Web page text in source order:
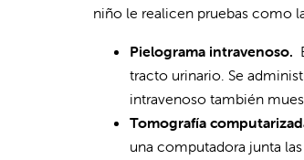
niño le realicen pruebas como
Pielograma intravenoso.
tracto urinario. Se
intravenoso también
Tomografía
una computadora junta